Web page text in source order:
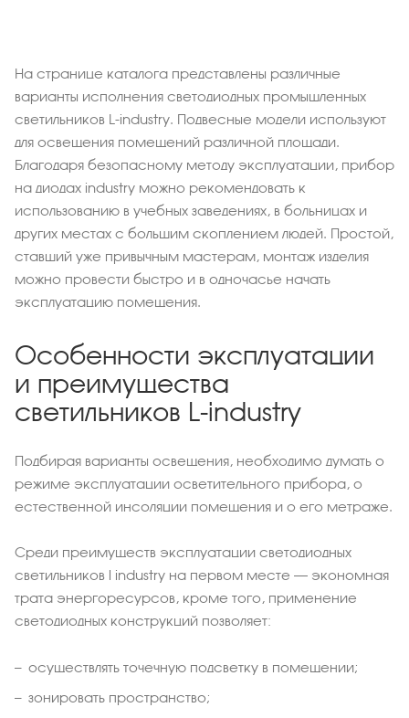
На странице каталога представлены различные
варианты исполнения светодиодных промышленных
светильников L-industry. Подвесные модели используют
для освещения помещений различной площади.
Благодаря безопасному методу эксплуатации, прибор
на диодах industry можно рекомендовать к
использованию в учебных заведениях, в больницах и
других местах с большим скоплением людей. Простой,
ставший уже привычным мастерам, монтаж изделия
можно провести быстро и в одночасье начать
эксплуатацию помещения.
Особенности эксплуатации
и преимущества
светильников L-industry
Подбирая варианты освещения, необходимо думать о
режиме эксплуатации осветительного прибора, о
естественной инсоляции помещения и о его метраже.
Среди преимуществ эксплуатации светодиодных
светильников l industry на первом месте – экономная
трата энергоресурсов, кроме того, применение
светодиодных конструкций позволяет:
осуществлять точечную подсветку в помещении;
зонировать пространство;